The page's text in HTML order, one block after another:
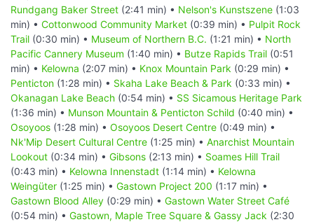
Rundgang Baker Street (2:41 min) • Nelson's Kunstszene (1:03
min) • Cottonwood Community Market (0:39 min) • Pulpit Rock
Trail (0:30 min) • Museum of Northern B.C. (1:21 min) • North
Pacific Cannery Museum (1:40 min) • Butze Rapids Trail (0:51
min) • Kelowna (2:07 min) • Knox Mountain Park (0:29 min) •
Penticton (1:28 min) • Skaha Lake Beach & Park (0:33 min) •
Okanagan Lake Beach (0:54 min) • SS Sicamous Heritage Park
(1:36 min) • Munson Mountain & Penticton Schild (0:40 min) •
Osoyoos (1:28 min) • Osoyoos Desert Centre (0:49 min) •
Nk'Mip Desert Cultural Centre (1:25 min) • Anarchist Mountain
Lookout (0:34 min) • Gibsons (2:13 min) • Soames Hill Trail
(0:43 min) • Kelowna Innenstadt (1:14 min) • Kelowna
Weingüter (1:25 min) • Gastown Project 200 (1:17 min) •
Gastown Blood Alley (0:29 min) • Gastown Water Street Café
(0:54 min) • Gastown, Maple Tree Square & Gassy Jack (2:30